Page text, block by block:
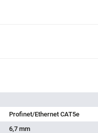
Profinet/Ethernet CAT5e
6,7 mm